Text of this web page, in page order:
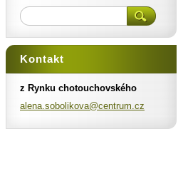
Kontakt
z Rynku chotouchovského
alena.sobolikova@centrum.cz